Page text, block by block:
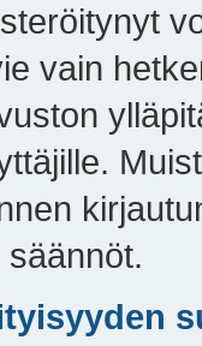
vain